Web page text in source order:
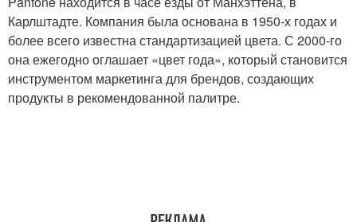
Карлштадте. Компания была основана в 1950-х годах и
более всего известна стандартизацией цвета. С 2000-го
она ежегодно оглашает «цвет года», который становится
инструментом маркетинга для брендов, создающих
продукты в рекомендованной палитре.